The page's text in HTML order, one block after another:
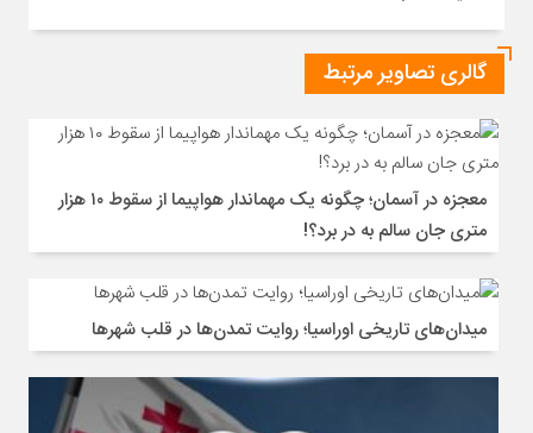
مجارستان
گالری تصاویر مرتبط
معجزه در آسمان؛ چگونه یک مهماندار هواپیما از سقوط ۱۰ هزار
متری جان سالم به در برد؟!
میدان‌های تاریخی اوراسیا؛ روایت تمدن‌ها در قلب شهرها